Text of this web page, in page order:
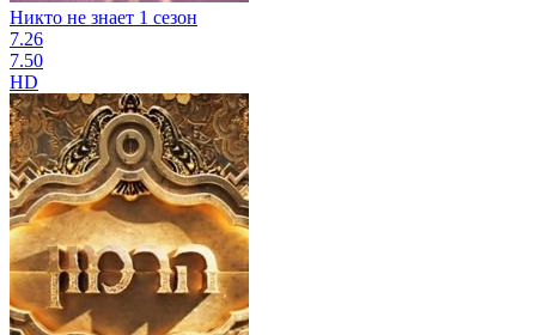
Никто не знает 1 сезон
7.26
7.50
HD